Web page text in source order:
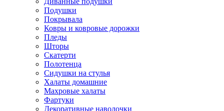
Подушки
Покрывала
Ковры и ковровые дорожки
Пледы
Шторы
Скатерти
Полотенца
Сидушки на стулья
Халаты домашние
Махровые халаты
Фартуки
Декоративные наволочки